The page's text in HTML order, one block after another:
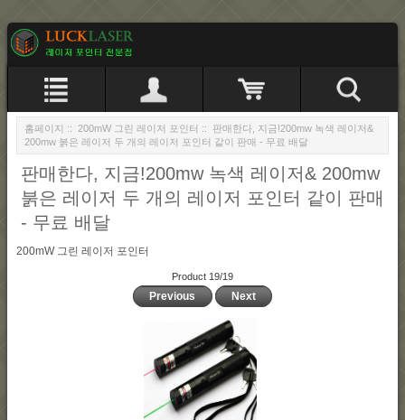
홈페이지 :: 200mW 그린 레이저 포인터 :: 판매한다, 지금!200mw 녹색 레이저&
200mw 붉은 레이저 두 개의 레이저 포인터 같이 판매 - 무료 배달
판매한다, 지금!200mw 녹색 레이저& 200mw
붉은 레이저 두 개의 레이저 포인터 같이 판매
- 무료 배달
200mW 그린 레이저 포인터
Product 19/19
Previous Next